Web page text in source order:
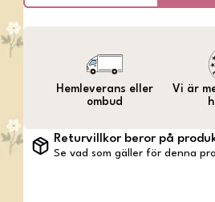
Hemleverans eller
ombud
Vi är
Returvillkor beror på
Se vad som gäller för denna